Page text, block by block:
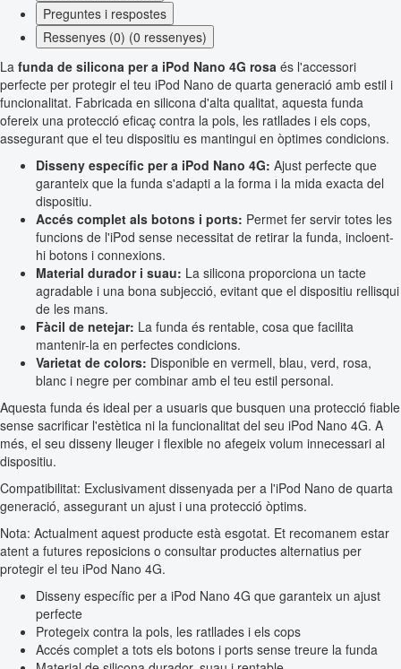
Preguntes i respostes
Ressenyes (0) (0 ressenyes)
La funda de silicona per a iPod Nano 4G rosa és l'accessori
perfecte per protegir el teu iPod Nano de quarta generació amb estil i
funcionalitat. Fabricada en silicona d'alta qualitat, aquesta funda
ofereix una protecció eficaç contra la pols, les ratllades i els cops,
assegurant que el teu dispositiu es mantingui en òptimes condicions.
Disseny específic per a iPod Nano 4G: Ajust perfecte que
garanteix que la funda s'adapti a la forma i la mida exacta del
dispositiu.
Accés complet als botons i ports: Permet fer servir totes les
funcions de l'iPod sense necessitat de retirar la funda, incloent-
hi botons i connexions.
Material durador i suau: La silicona proporciona un tacte
agradable i una bona subjecció, evitant que el dispositiu rellisqui
de les mans.
Fàcil de netejar: La funda és rentable, cosa que facilita
mantenir-la en perfectes condicions.
Varietat de colors: Disponible en vermell, blau, verd, rosa,
blanc i negre per combinar amb el teu estil personal.
Aquesta funda és ideal per a usuaris que busquen una protecció fiable
sense sacrificar l'estètica ni la funcionalitat del seu iPod Nano 4G. A
més, el seu disseny lleuger i flexible no afegeix volum innecessari al
dispositiu.
Compatibilitat: Exclusivament dissenyada per a l'iPod Nano de quarta
generació, assegurant un ajust i una protecció òptims.
Nota: Actualment aquest producte està esgotat. Et recomanem estar
atent a futures reposicions o consultar productes alternatius per
protegir el teu iPod Nano 4G.
Disseny específic per a iPod Nano 4G que garanteix un ajust
perfecte
Protegeix contra la pols, les ratllades i els cops
Accés complet a tots els botons i ports sense treure la funda